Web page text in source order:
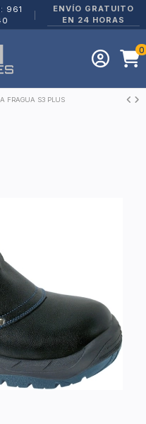
961
ENVÍO GRATUITO
EN 24 HORAS
0
FRAGUA S3 PLUS